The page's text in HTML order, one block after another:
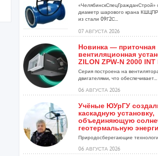
«ЧелябинскСпецГражданСтрой»
диаметр шарового крана КШЦПР
из стали 09Г2С...
07 АВГУСТА 2026
Новинка — приточная
вентиляционная
ZILON ZPW-N 2000 INT
Серия построена на
двигателями, что обеспечивает...
06 АВГУСТА 2026
Учёные ЮУрГУ
каскадную установку,
объединяющую
геотермальную
Природосберегающие
06 АВГУСТА 2026